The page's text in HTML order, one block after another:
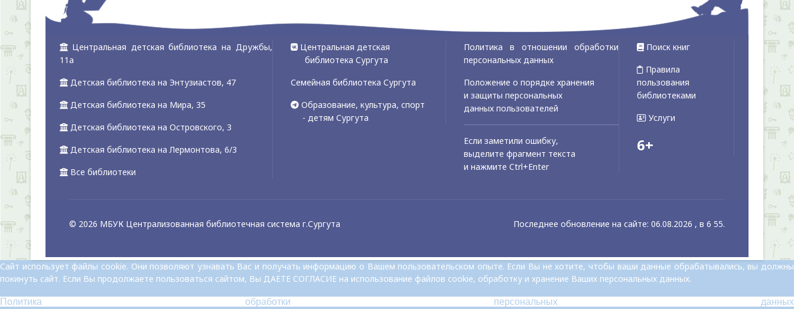
Центральная детская библиотека на Дружбы,
11а
Детская библиотека на Энтузиастов, 47
Детская библиотека на Мира, 35
Детская библиотека на Островского, 3
Детская библиотека на Лермонтова, 6/3
Все библиотеки
Центральная детская
библиотека Сургута
Семейная библиотека Сургута
Образование, культура, спорт
- детям Сургута
Политика в отношении обработки
персональных данных
Положение о порядке хранения
и защиты персональных
данных пользователей
Если заметили ошибку,
выделите фрагмент текста
и нажмите Ctrl+Enter
Поиск книг
Правила
пользования
библиотеками
Услуги
6+
© 2026 МБУК Централизованная библиотечная система г.Сургута Последнее обновление на сайте: 06.08.2026 , в 6 55.
Сайт использует файлы cookie. Они позволяют узнавать Вас и получать информацию о Вашем пользовательском опыте. Если Вы не хотите, чтобы ваши данные обрабатывались, вы должны
покинуть сайт. Если Вы продолжаете пользоваться сайтом, Вы ДАЕТЕ СОГЛАСИЕ на использование файлов cookie, обработку и хранение Ваших персональных данных.
Политика обработки персональных данных